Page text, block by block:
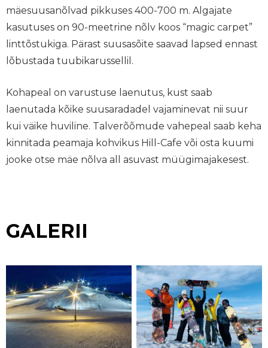
mäesuusanõlvad pikkuses 400-700 m. Algajate
kasutuses on 90-meetrine nõlv koos “magic carpet”
linttõstukiga. Pärast suusasõite saavad lapsed ennast
lõbustada tuubikarussellil.
Kohapeal on varustuse laenutus, kust saab
laenutada kõike suusaradadel vajaminevat nii suur
kui väike huviline. Talverõõmude vahepeal saab keha
kinnitada peamaja kohvikus Hill-Cafe või osta kuumi
jooke otse mäe nõlva all asuvast müügimajakesest.
GALERII